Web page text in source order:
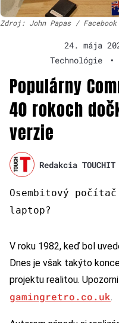
Zdroj: John Papas / Facebook
24. mája
Technológie
•
Populárny
40 rokoch
verzie
Redakcia TOUCHIT
Osembitový počítač
laptop?
V roku 1982, keď bol
Dnes je však takýto
projektu realitou.
gamingretro.co.uk.